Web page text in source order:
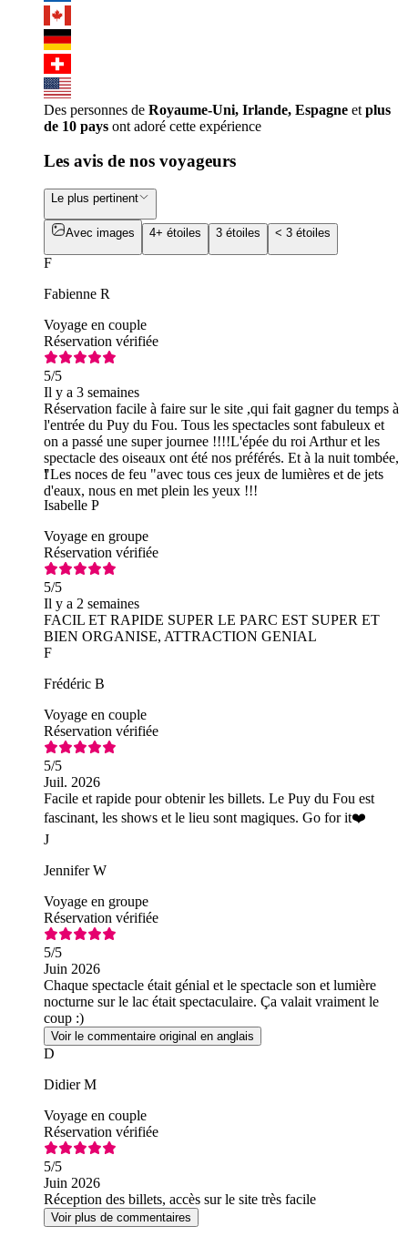
Des personnes de Royaume-Uni, Irlande, Espagne et plus
de 10 pays ont adoré cette expérience
Les avis de nos voyageurs
Le plus pertinent
Avec images 4+ étoiles 3 étoiles < 3 étoiles
F
Fabienne R
Voyage en couple
Réservation vérifiée
5/5
Il y a 3 semaines
Réservation facile à faire sur le site ,qui fait gagner du temps à
l'entrée du Puy du Fou. Tous les spectacles sont fabuleux et
on a passé une super journee !!!!L'épée du roi Arthur et les
spectacle des oiseaux ont été nos préférés. Et à la nuit tombée,
"Les noces de feu "avec tous ces jeux de lumières et de jets
d'eaux, nous en met plein les yeux !!!
I
Isabelle P
Voyage en groupe
Réservation vérifiée
5/5
Il y a 2 semaines
FACIL ET RAPIDE SUPER LE PARC EST SUPER ET
BIEN ORGANISE, ATTRACTION GENIAL
F
Frédéric B
Voyage en couple
Réservation vérifiée
5/5
Juil. 2026
Facile et rapide pour obtenir les billets. Le Puy du Fou est
fascinant, les shows et le lieu sont magiques. Go for it❤️
J
Jennifer W
Voyage en groupe
Réservation vérifiée
5/5
Juin 2026
Chaque spectacle était génial et le spectacle son et lumière
nocturne sur le lac était spectaculaire. Ça valait vraiment le
coup :)
Voir le commentaire original en anglais
D
Didier M
Voyage en couple
Réservation vérifiée
5/5
Juin 2026
Réception des billets, accès sur le site très facile
Voir plus de commentaires